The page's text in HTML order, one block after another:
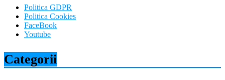
Politica GDPR
Politica Cookies
FaceBook
Youtube
Categorii